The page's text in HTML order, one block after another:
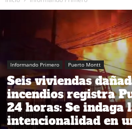
Informando Primero Puerto Montt
Seis viviendas
incendios registra
24 horas: Se indaga
intencionalidad en